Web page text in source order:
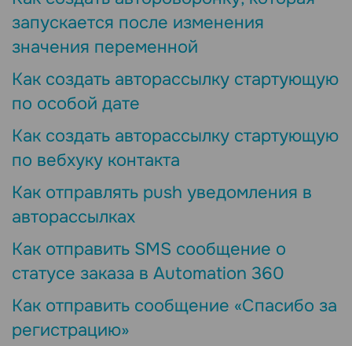
запускается после изменения
значения переменной
Как создать авторассылку стартующую
по особой дате
Как создать авторассылку стартующую
по вебхуку контакта
Как отправлять push уведомления в
авторассылках
Как отправить SMS сообщение о
статусе заказа в Automation 360
Как отправить сообщение «Спасибо за
регистрацию»